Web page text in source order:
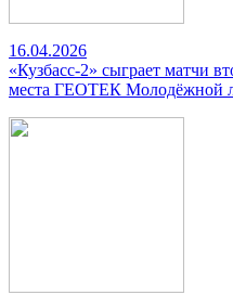
16.04.2026
«Кузбасс-2» сыграет матчи
места ГЕОТЕК Молодёжной